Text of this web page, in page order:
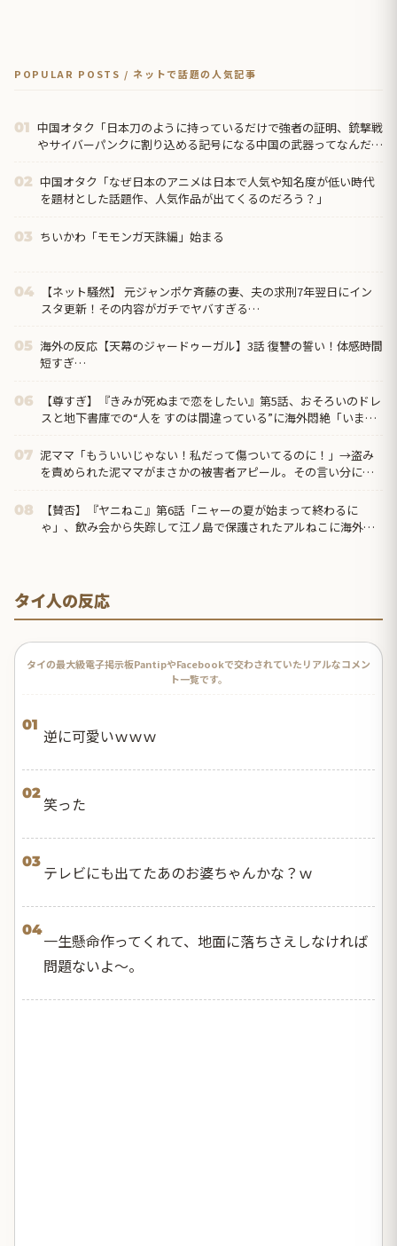
POPULAR POSTS / ネットで話題の人気記事
01 中国オタク「日本刀のように持っているだけで強者の証明、銃撃戦
やサイバーパンクに割り込める記号になる中国の武器ってなんだろ
02 中国オタク「なぜ日本のアニメは日本で人気や知名度が低い時代
を題材とした話題作、人気作品が出てくるのだろう？」
03 ちいかわ「モモンガ天誅編」始まる
04
【ネット騒然】 元ジャンポケ斉藤の妻、夫の求刑7年翌日にイン
スタ更新！その内容がガチでヤバすぎる…
05 海外の反応【天幕のジャードゥーガル】3話 復讐の誓い！体感時間
短すぎ…
06
【尊すぎ】『きみが死ぬまで恋をしたい』第5話、おそろいのドレ
スと地下書庫での“人を すのは間違っている”に海外悶絶「いまの
きた」
07 泥ママ「もういいじゃない！私だって傷ついてるのに！」→盗み
を責められた泥ママがまさかの被害者アピール。その言い分に周
08
【賛否】『ヤニねこ』第6話「ニャーの夏が始まって終わるに
ゃ」、飲み会から失踪して江ノ島で保護されたアルねこに海外ざ
タイ人の反応
タイの最大級電子掲示板PantipやFacebookで交わされていたリアルなコメン
ト一覧です。
01
逆に可愛いｗｗｗ
02
笑った
03
テレビにも出てたあのお婆ちゃんかな？ｗ
04
一生懸命作ってくれて、地面に落ちさえしなければ
問題ないよ〜。